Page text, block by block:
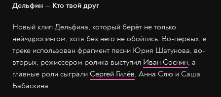
Дельфин — Кто твой друг
Новый клип Дельфина, который берёт не только
неймдропингом, хотя без него не обойтись. Во-первых, в
треке использован фрагмент песни Юрия Шатунова, во-
вторых, режиссёром ролика выступил Иван Соснин, а
главные роли сыграли Сергей Гилёв, Анна Слю и Саша
Бабаскина.